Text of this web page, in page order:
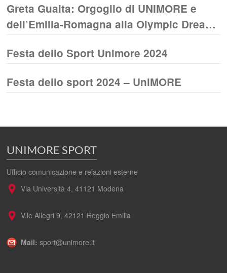
Greta Guaita: Orgoglio di UNIMORE e
dell’Emilia-Romagna alla Olympic Dream
Festa dello Sport Unimore 2024
Festa dello sport 2024 – UniMORE
UNIMORE SPORT
Ufficio comunicazione e relazioni esterne
Via Università 4, 41121 Modena
V.le Allegri 9, 42121 Reggio Emilia
Mail:sport@unimore.it